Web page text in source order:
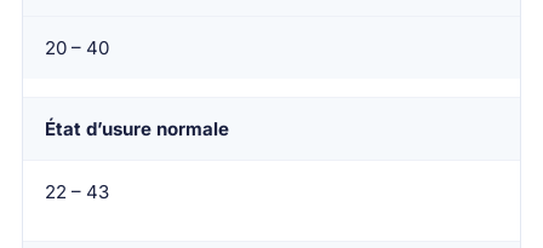
20 – 40
État d’usure normale
22 – 43